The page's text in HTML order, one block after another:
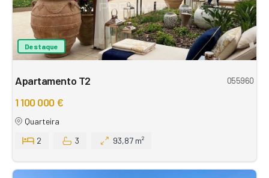
Destaque
Apartamento T2 055960
1 100 000 €
Quarteira
2
3 93,87 m²